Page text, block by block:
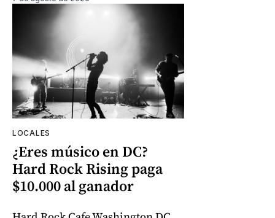
LOCALES
¿Eres músico en DC?
Hard Rock Rising paga
$10.000 al ganador